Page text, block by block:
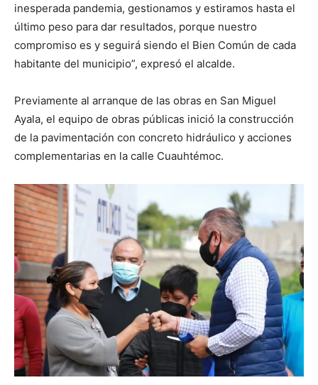
inesperada pandemia, gestionamos y estiramos hasta el
último peso para dar resultados, porque nuestro
compromiso es y seguirá siendo el Bien Común de cada
habitante del municipio”, expresó el alcalde.
Previamente al arranque de las obras en San Miguel
Ayala, el equipo de obras públicas inició la construcción
de la pavimentación con concreto hidráulico y acciones
complementarias en la calle Cuauhtémoc.